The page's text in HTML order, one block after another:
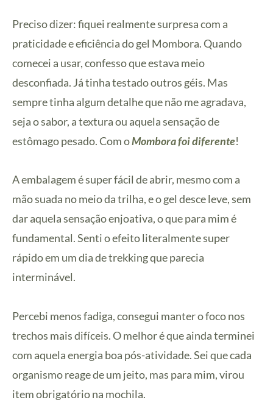
Preciso dizer: fiquei realmente surpresa com a
praticidade e eficiência do gel Mombora. Quando
comecei a usar, confesso que estava meio
desconfiada. Já tinha testado outros géis. Mas
sempre tinha algum detalhe que não me agradava,
seja o sabor, a textura ou aquela sensação de
estômago pesado. Com oMombora foi diferente!
A embalagem é super fácil de abrir, mesmo com a
mão suada no meio da trilha, e o gel desce leve, sem
dar aquela sensação enjoativa, o que para mim é
fundamental. Senti o efeito literalmente super
rápido em um dia de trekking que parecia
interminável.
Percebi menos fadiga, consegui manter o foco nos
trechos mais difíceis. O melhor é que ainda terminei
com aquela energia boa pós-atividade. Sei que cada
organismo reage de um jeito, mas para mim, virou
item obrigatório na mochila.